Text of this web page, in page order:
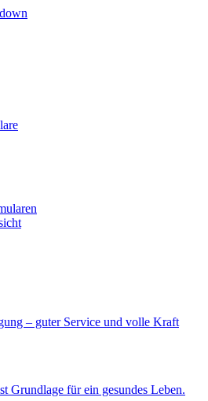
– guter Service und volle Kraft
Grundlage für ein gesundes Leben.